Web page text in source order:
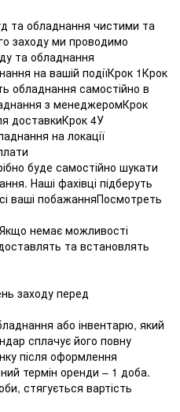
та обладнання чистими та
заходу ми проводимо
та обладнання
на вашій подіїКрок 1Крок
обладнання самостійно в
з менеджеромКрок
доставкиКрок 4У
на локації
буде самостійно шукати
Наші фахівці підберуть
ваші побажанняПосмотреть
немає можливості
та встановлять
заходу перед
або інвентарю, який
сплачує його повну
після оформлення
термін оренди – 1 доба.
стягується вартість